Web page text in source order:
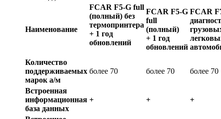
Наименование
FCAR F5-G full
(полный) без
термопринтера
+ 1 год
обновлений
FCAR F5-G
full
(полный)
+ 1 год
обновлений
FCAR
Количество
поддерживаемых
марок а/м
более 70 более 70 более 70
Встроенная
информационная
база данных
+ + +